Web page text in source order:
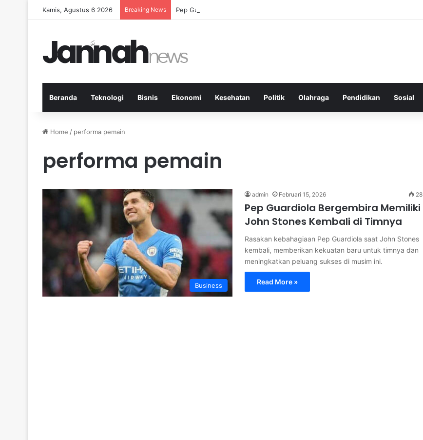
Kamis, Agustus 6 2026 Breaking News Pep Guardiola Bergembira Memiliki John Stones Kembali di Timnya
Beranda Teknologi Bisnis Ekonomi Kesehatan Politik Olahraga Pendidikan Sosial
Home / performa pemain
performa pemain
Business
admin Februari 15, 2026 28
Pep Guardiola Bergembira Memiliki
John Stones Kembali di Timnya
Rasakan kebahagiaan Pep Guardiola saat John Stones
kembali, memberikan kekuatan baru untuk timnya dan
meningkatkan peluang sukses di musim ini.
Read More »